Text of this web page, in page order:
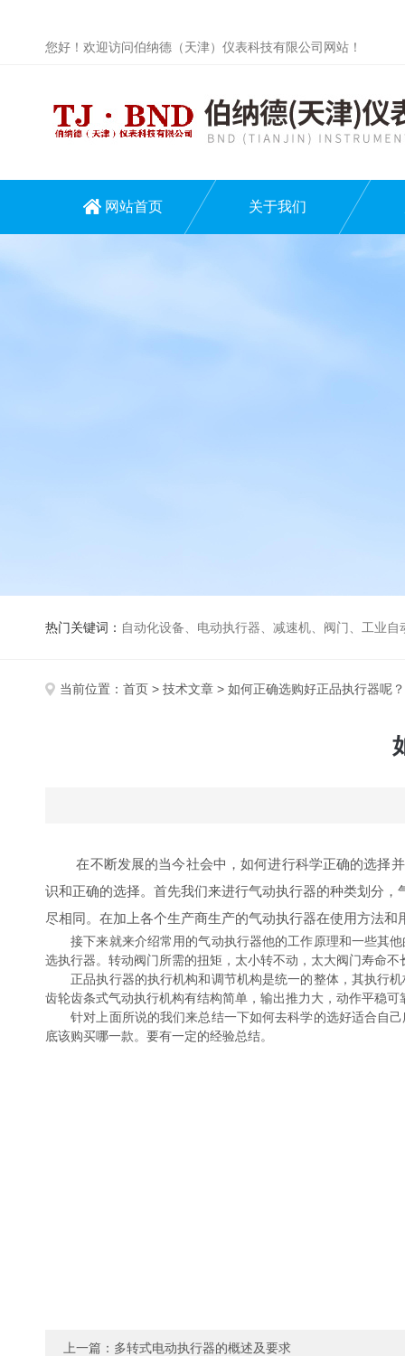
您好！欢迎访问伯纳德（天津）仪表科技有限公司网站！
网站首页 关于我们
热门关键词： 自动化设备、电动执行器、减速机、阀门、工业自
当前位置： 首页 > 技术文章 > 如何正确选购好正品执行器呢
在不断发展的当今社会中，如何进行科学正确的选择
识和正确的选择。首先我们来进行气动执行器的种类划分
尽相同。在加上各个生产商生产的气动执行器在使用方法
接下来就来介绍常用的气动执行器他的工作原理和一些其他
选执行器。转动阀门所需的扭矩，太小转不动，太大阀门寿命
正品执行器的执行机构和调节机构是统一的整体，其执行机
齿轮齿条式气动执行机构有结构简单，输出推力大，动作平稳
针对上面所说的我们来总结一下如何去科学的选好适合自己
底该购买哪一款。要有一定的经验总结。
上一篇： 多转式电动执行器的概述及要求